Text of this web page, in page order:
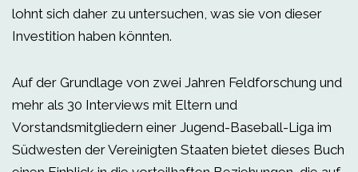
lohnt sich daher zu untersuchen, was sie von dieser
Investition haben könnten.
Auf der Grundlage von zwei Jahren Feldforschung und
mehr als 30 Interviews mit Eltern und
Vorstandsmitgliedern einer Jugend-Baseball-Liga im
Südwesten der Vereinigten Staaten bietet dieses Buch